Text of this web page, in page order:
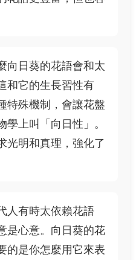
向日葵的花語會和太
和它的生長習性有
特殊機制，會讓花盤
學上叫「向日性」。
光明和真理，強化了
人有時太依賴花語
是心意。向日葵的花
的是你怎麼用它來表